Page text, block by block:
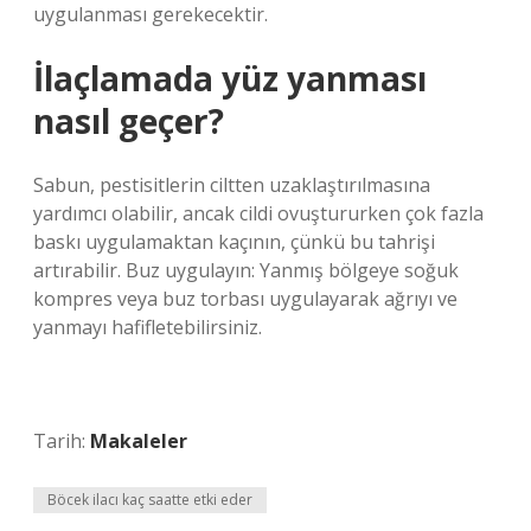
uygulanması gerekecektir.
İlaçlamada yüz yanması
nasıl geçer?
Sabun, pestisitlerin ciltten uzaklaştırılmasına
yardımcı olabilir, ancak cildi ovuştururken çok fazla
baskı uygulamaktan kaçının, çünkü bu tahrişi
artırabilir. Buz uygulayın: Yanmış bölgeye soğuk
kompres veya buz torbası uygulayarak ağrıyı ve
yanmayı hafifletebilirsiniz.
Tarih: Makaleler
Böcek ilacı kaç saatte etki eder